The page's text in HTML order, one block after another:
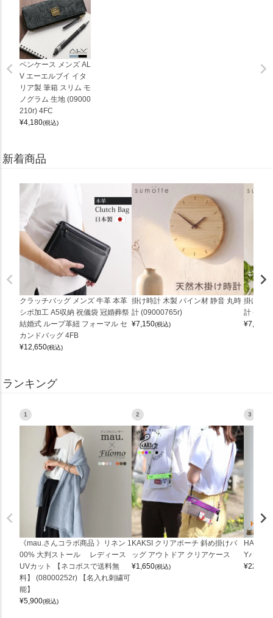
ペンケース メンズ AL
V エーエルブイ イタ
リア製 筆箱 スリム モ
ノグラム 生地 (09000
210r) 4FC
¥4,180(税込)
新着商品
クラッチバッグ メンズ 牛革 本革
シボ加工 A5収納 祝儀袋 冠婚葬祭
結婚式 ループ革紐 フォーマル セ
カンドバッグ 4FB
¥12,650(税込)
掛け時計 木製 パイン材 静音 丸時
計 (09000765r)
¥7,150(税込)
掛け時
計
¥7,150
ランキング
1
《mau.さんコラボ商品 》リネン 1
00% 大判ストール レディース
UVカット 【ネコポスで送料無
料】 (08000252r) 【名入れ刺繍可
能】
¥5,900(税込)
2
KAKSI クリアポーチ 斜め掛けバ
ッグ アウトドア クリアケース
¥1,650(税込)
3
Yバッグ
¥22,000